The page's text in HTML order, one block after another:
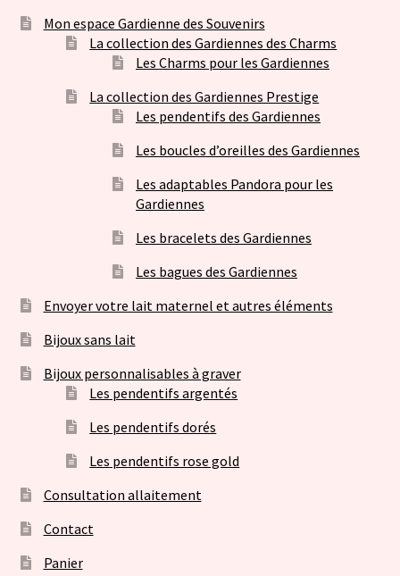
Mon espace Gardienne des Souvenirs
La collection des Gardiennes des Charms
Les Charms pour les Gardiennes
La collection des Gardiennes Prestige
Les pendentifs des Gardiennes
Les boucles d’oreilles des Gardiennes
Les adaptables Pandora pour les
Gardiennes
Les bracelets des Gardiennes
Les bagues des Gardiennes
Envoyer votre lait maternel et autres éléments
Bijoux sans lait
Bijoux personnalisables à graver
Les pendentifs argentés
Les pendentifs dorés
Les pendentifs rose gold
Consultation allaitement
Contact
Panier